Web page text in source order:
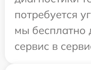
потребуется
мы бесплатно
сервис в